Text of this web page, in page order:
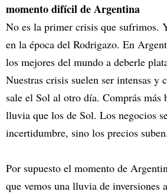
momento difícil de Argentina
No es la primer crisis que sufrimos.
en la época del Rodrigazo. En
los mejores del mundo a deberle
Nuestras crisis suelen ser intensas y
sale el Sol al otro día. Comprás más
lluvia que los de Sol. Los negocios
incertidumbre, sino los precios suben.
Por supuesto el momento de
que vemos una lluvia de inversiones